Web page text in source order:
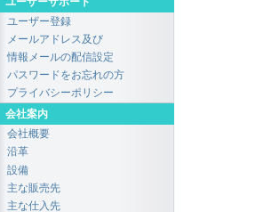
ユーザー登録
メールアドレス及び
情報メールの配信設定
パスワードをお忘れの方
プライバシーポリシー
会社案内
会社概要
沿革
設備
主な販売先
主な仕入先